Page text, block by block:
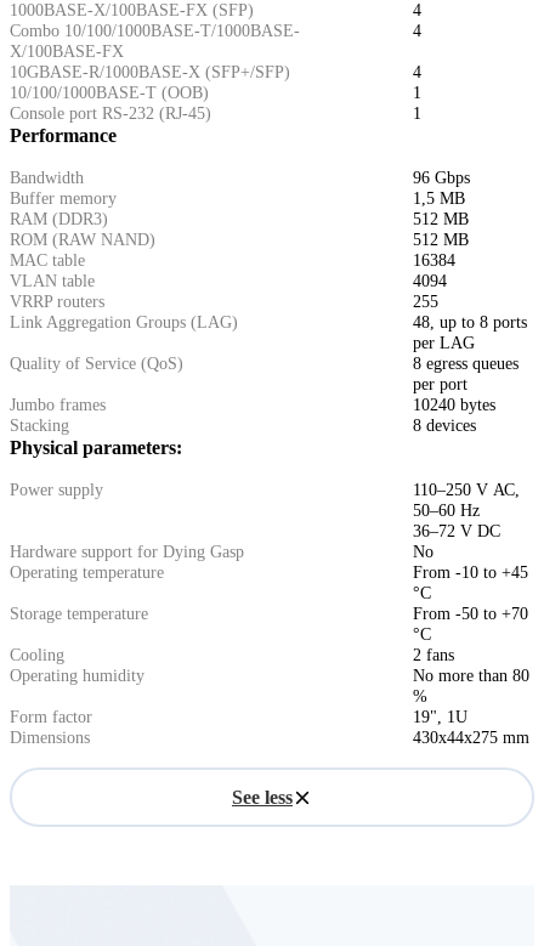
1000BASE-X/100BASE-FX (SFP)
4
Combo 10/100/1000BASE-T/1000BASE-
X/100BASE-FX
4
10GBASE-R/1000BASE-X (SFP+/SFP)
4
10/100/1000BASE-T (OOB)
1
Console port RS-232 (RJ-45)
1
Performance
Bandwidth
96 Gbps
Buffer memory
1,5 MB
RAM (DDR3)
512 MB
ROM (RAW NAND)
512 MB
MAC table
16384
VLAN table
4094
VRRP routers
255
Link Aggregation Groups (LAG)
48, up to 8 ports
per LAG
Quality of Service (QoS)
8 egress queues
per port
Jumbo frames
10240 bytes
Stacking
8 devices
Physical parameters:
Power supply
110–250 V АС,
50–60 Hz
36–72 V DC
Hardware support for Dying Gasp
No
Operating temperature
From -10 to +45
°С
Storage temperature
From -50 to +70
°С
Cooling
2 fans
Operating humidity
No more than 80
%
Form factor
19", 1U
Dimensions
430x44x275 mm
See less